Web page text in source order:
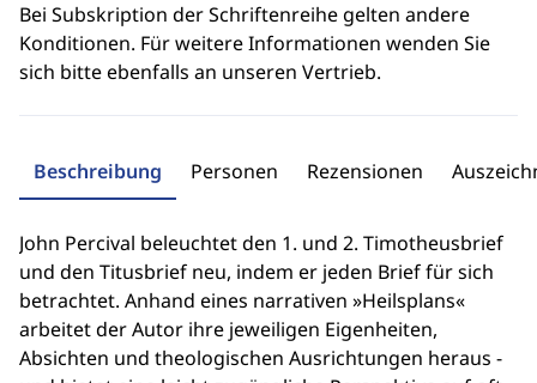
Bei Subskription der Schriftenreihe gelten andere
Konditionen. Für weitere Informationen wenden Sie
sich bitte ebenfalls an unseren Vertrieb.
Beschreibung Personen Rezensionen
John Percival beleuchtet den 1. und 2. Timotheusbrief
und den Titusbrief neu, indem er jeden Brief für sich
betrachtet. Anhand eines narrativen »Heilsplans«
arbeitet der Autor ihre jeweiligen Eigenheiten,
Absichten und theologischen Ausrichtungen heraus -